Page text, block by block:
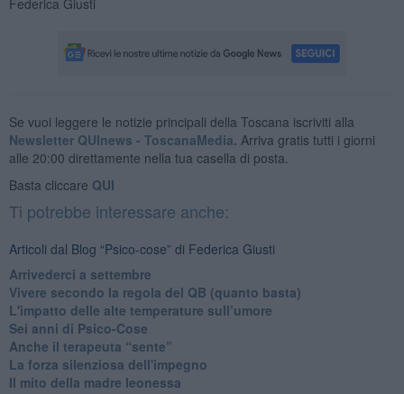
Se vuoi leggere le notizie principali della Toscana iscriviti alla
Newsletter QUInews - ToscanaMedia. Arriva gratis tutti i giorni
alle 20:00 direttamente nella tua casella di posta.
Basta cliccare QUI
Ti potrebbe interessare anche:
Articoli dal Blog “Psico-cose” di Federica Giusti
​Arrivederci a settembre
​Vivere secondo la regola del QB (quanto basta)
​L'impatto delle alte temperature sull’umore
Sei anni di Psico-Cose
​Anche il terapeuta “sente”
​La forza silenziosa dell'impegno
​Il mito della madre leonessa